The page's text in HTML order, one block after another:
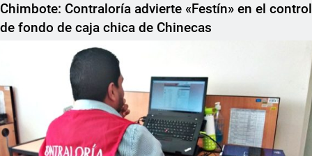
Chimbote: Contraloría advierte «Festín» en el control
de fondo de caja chica de Chinecas